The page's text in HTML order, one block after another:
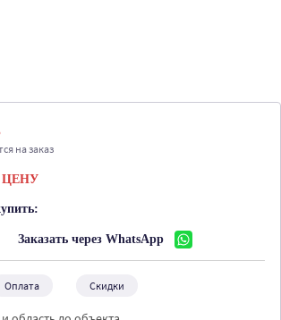
на заказ
ЦЕНУ
Заказать через WhatsApp
Оплата Скидки